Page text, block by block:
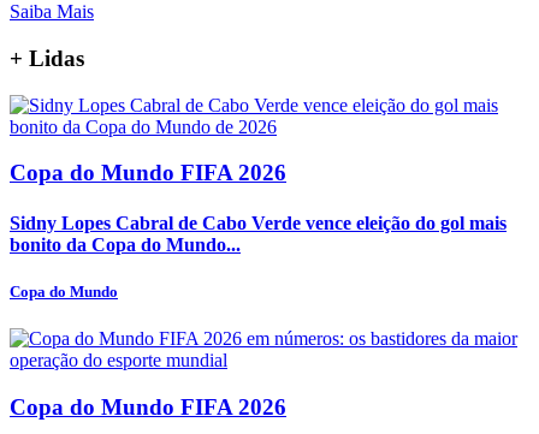
Saiba Mais
+ Lidas
Copa do Mundo FIFA 2026
Sidny Lopes Cabral de Cabo Verde vence eleição do gol mais
bonito da Copa do Mundo...
Copa do Mundo
Copa do Mundo FIFA 2026